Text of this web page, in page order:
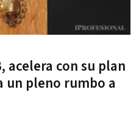
acelera con su plan
un pleno rumbo a